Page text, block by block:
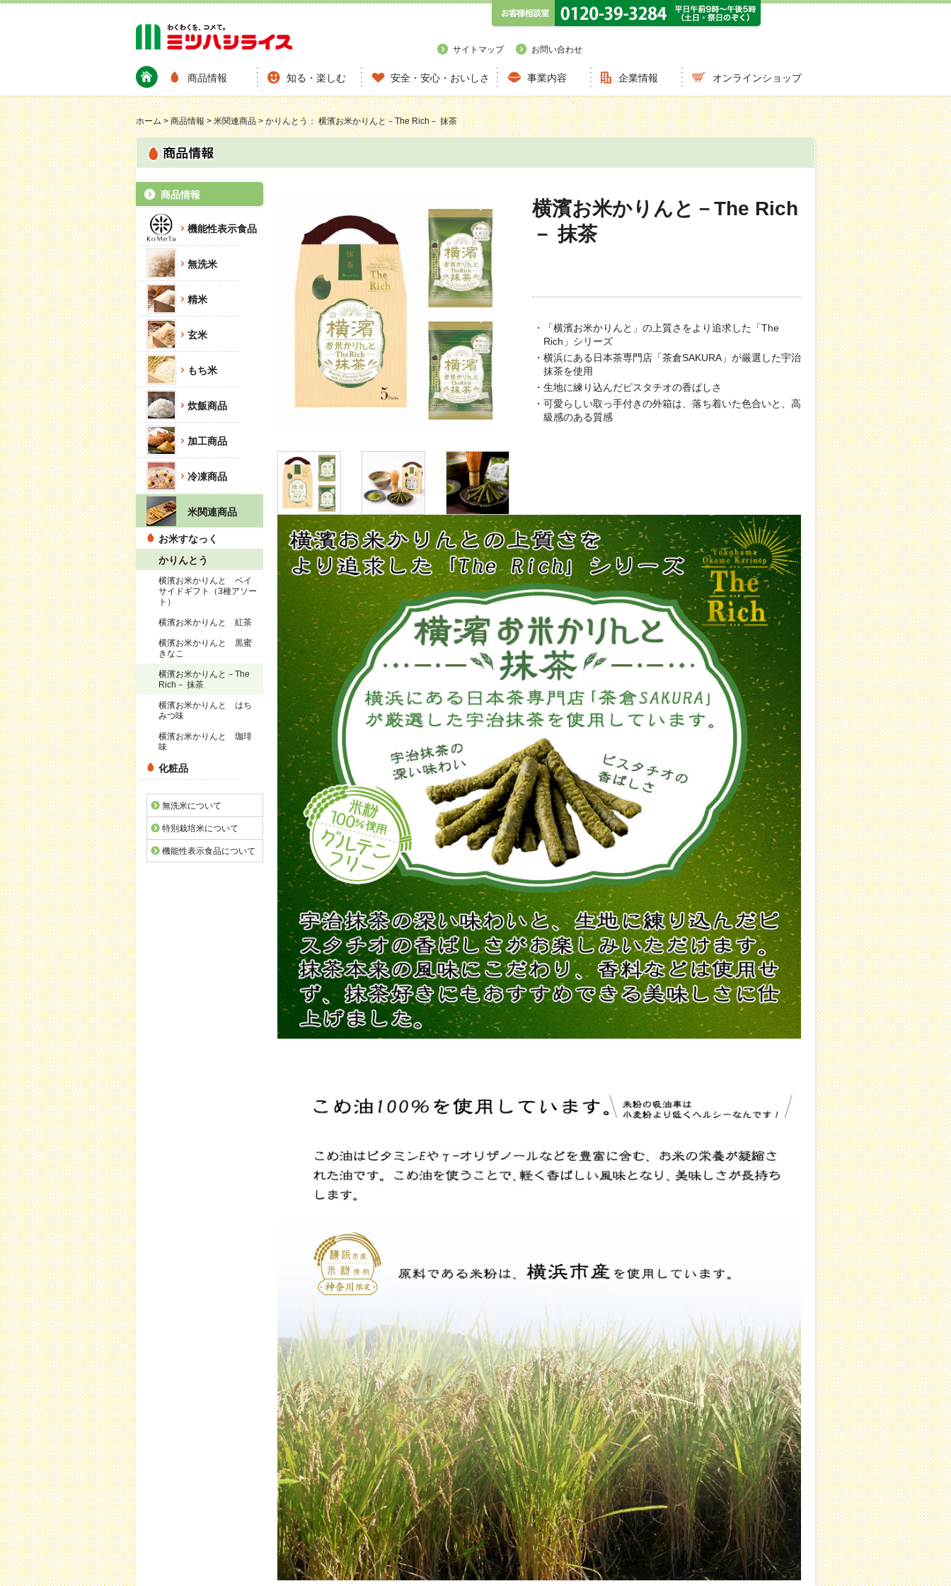
サイトマップ お問い合わせ
商品情報 知る・楽しむ 安全・安心・おいしさ 事業内容 企業情報 オンラインショップ
ホーム>商品情報>米関連商品>かりんとう： 横濱お米かりんと－The Rich－ 抹茶
商品情報
機能性表示食品
無洗米
精米
玄米
もち米
炊飯商品
加工商品
冷凍商品
米関連商品
お米すなっく
かりんとう
横濱お米かりんと ベイ
サイドギフト（3種アソー
ト）
横濱お米かりんと 紅茶
横濱お米かりんと 黒蜜
きなこ
横濱お米かりんと－The
Rich－ 抹茶
横濱お米かりんと はち
みつ味
横濱お米かりんと 珈琲
味
化粧品
無洗米について
特別栽培米について
機能性表示食品について
横濱お米かりんと－The Rich
－ 抹茶
・「横濱お米かりんと」の上質さをより追求した「The
Rich」シリーズ
・横浜にある日本茶専門店「茶倉SAKURA」が厳選した宇治
抹茶を使用
・生地に練り込んだピスタチオの香ばしさ
・可愛らしい取っ手付きの外箱は、落ち着いた色合いと、高
級感のある質感